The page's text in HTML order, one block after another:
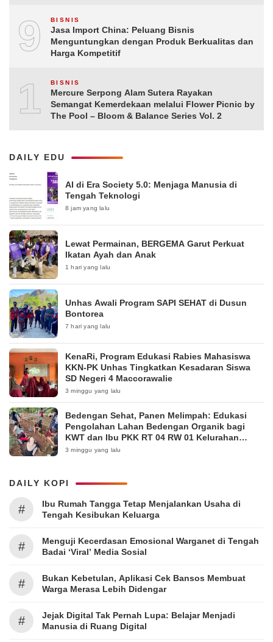
9 BISNIS
Jasa Import China: Peluang Bisnis
Menguntungkan dengan Produk Berkualitas dan
Harga Kompetitif
10BISNIS
Mercure Serpong Alam Sutera Rayakan
Semangat Kemerdekaan melalui Flower Picnic by
The Pool – Bloom & Balance Series Vol. 2
DAILY EDU
AI di Era Society 5.0: Menjaga Manusia di
Tengah Teknologi
8 jam yang lalu
Lewat Permainan, BERGEMA Garut Perkuat
Ikatan Ayah dan Anak
1 hari yang lalu
Unhas Awali Program SAPI SEHAT di Dusun
Bontorea
7 hari yang lalu
KenaRi, Program Edukasi Rabies Mahasiswa
KKN-PK Unhas Tingkatkan Kesadaran Siswa
SD Negeri 4 Maccorawalie
3 minggu yang lalu
Bedengan Sehat, Panen Melimpah: Edukasi
Pengolahan Lahan Bedengan Organik bagi
KWT dan Ibu PKK RT 04 RW 01 Kelurahan
Pakintelan
3 minggu yang lalu
DAILY KOPI
#
Ibu Rumah Tangga Tetap Menjalankan Usaha di
Tengah Kesibukan Keluarga
#
Menguji Kecerdasan Emosional Warganet di Tengah
Badai ‘Viral’ Media Sosial
#
Bukan Kebetulan, Aplikasi Cek Bansos Membuat
Warga Merasa Lebih Didengar
#
Jejak Digital Tak Pernah Lupa: Belajar Menjadi
Manusia di Ruang Digital